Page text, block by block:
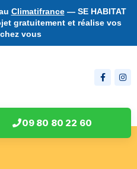
Climatifrance— SE HABITAT
gratuitement et réalise vos
vous
09 80 80 22 60